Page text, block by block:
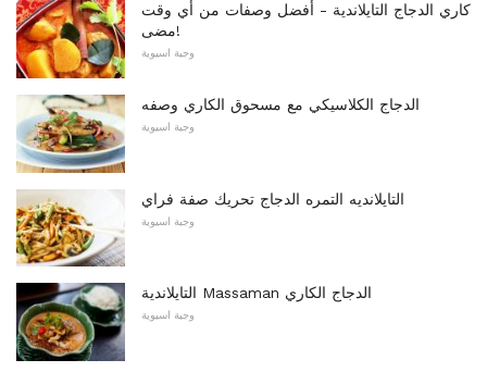
كاري الدجاج التايلاندية - أفضل وصفات من أي وقت
مضى!
وجبة اسيوية
الدجاج الكلاسيكي مع مسحوق الكاري وصفه
وجبة اسيوية
التايلانديه التمره الدجاج تحريك صفة فراي
وجبة اسيوية
التايلاندية Massaman الدجاج الكاري
وجبة اسيوية